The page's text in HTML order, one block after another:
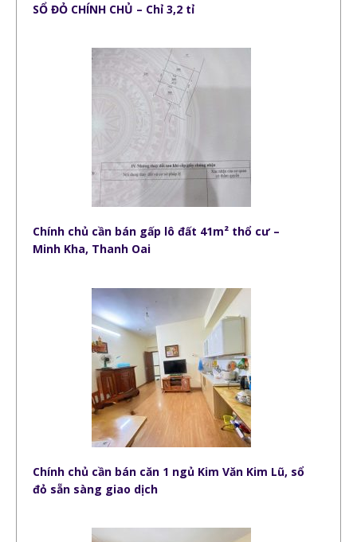
SỔ ĐỎ CHÍNH CHỦ – Chỉ 3,2 tỉ
Chính chủ cần bán gấp lô đất 41m² thổ cư –
Minh Kha, Thanh Oai
Chính chủ cần bán căn 1 ngủ Kim Văn Kim Lũ, sổ
đỏ sẵn sàng giao dịch